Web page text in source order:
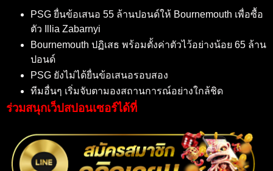
PSG ยื่นข้อเสนอ 55 ล้านปอนด์ให้ Bournemouth เพื่อซื้อ
ตัว Illia Zabarnyi
Bournemouth ปฏิเสธ พร้อมตั้งค่าตัวไว้อย่างน้อย 65 ล้าน
ปอนด์
PSG ยังไม่ได้ยื่นข้อเสนอรอบสอง
ทีมอื่นๆ เริ่มจับตามองสถานการณ์อย่างใกล้ชิด
ร่วมสนุกเว็ปสปอนเซอร์ได้ที่